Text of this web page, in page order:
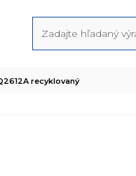
recyklovaný